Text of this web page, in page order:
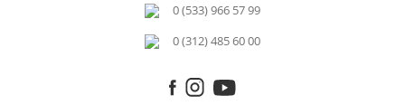
0 (533) 966 57 99
0 (312) 485 60 00